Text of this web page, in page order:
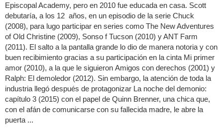
Episcopal Academy, pero en 2010 fue educada en casa. Scott
debutaría, a los 12 años, en un episodio de la serie Chuck
(2008), para lugo participar en series como The New Adventures
of Old Christine (2009), Sonso f Tucson (2010) y ANT Farm
(2011). El salto a la pantalla grande lo dio de manera notoria y con
buen recibimiento gracias a su participación en la cinta Mi primer
amor (2010), a la que le siguieron Amigos con derechos (2001) y
Ralph: El demoledor (2012). Sin embargo, la atención de toda la
industria llegó después de protagonizar La noche del demonio:
capítulo 3 (2015) con el papel de Quinn Brenner, una chica que,
con el afán de comunicarse con su fallecida madre, le abre la
puerta ...